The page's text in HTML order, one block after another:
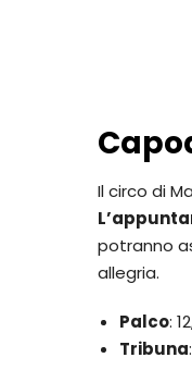
Il circo di
potranno
allegria.
Palco:
Tribuna